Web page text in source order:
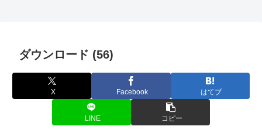
ダウンロード (56)
X Facebook はてブ
LINE コピー